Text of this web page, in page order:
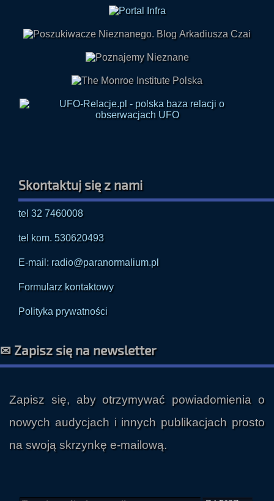
Skontaktuj się z nami
tel 32 7460008
tel kom. 530620493
E-mail: radio@paranormalium.pl
Formularz kontaktowy
Polityka prywatności
✉ Zapisz się na newsletter
Zapisz się, aby otrzymywać powiadomienia o
nowych audycjach i innych publikacjach prosto
na swoją skrzynkę e-mailową.